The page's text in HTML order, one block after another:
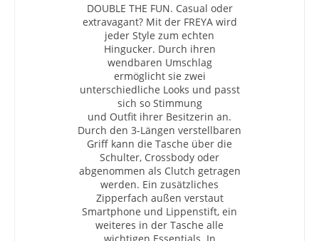
DOUBLE THE FUN. Casual oder
extravagant? Mit der FREYA wird
jeder Style zum echten
Hingucker. Durch ihren
wendbaren Umschlag
ermöglicht sie zwei
unterschiedliche Looks und passt
sich so Stimmung
und Outfit ihrer Besitzerin an.
Durch den 3-Längen verstellbaren
Griff kann die Tasche über die
Schulter, Crossbody oder
abgenommen als Clutch getragen
werden. Ein zusätzliches
Zipperfach außen verstaut
Smartphone und Lippenstift, ein
weiteres in der Tasche alle
wichtigen Essentials. In